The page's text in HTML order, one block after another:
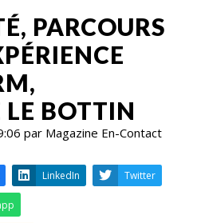
PARCOURS
BOTTIN
par Magazine En-Contact